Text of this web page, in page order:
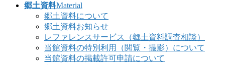
郷土資料Material
郷土資料について
郷土資料お知らせ
レファレンスサービス（郷土資料調査相談）
当館資料の特別利用（閲覧・撮影）について
当館資料の掲載許可申請について